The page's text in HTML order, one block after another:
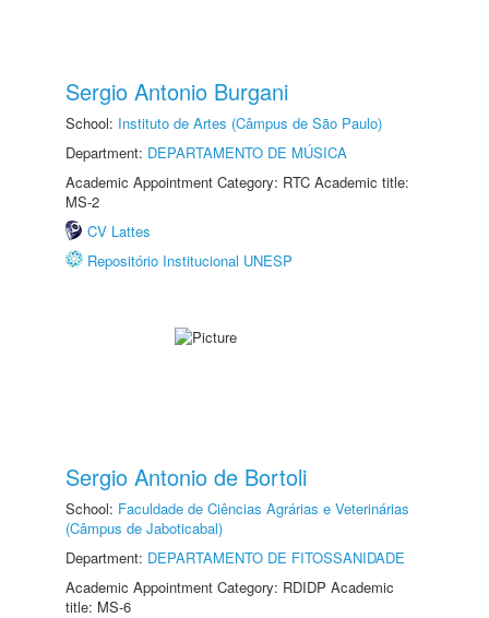
Sergio Antonio Burgani
School: Instituto de Artes (Câmpus de São Paulo)
Department: DEPARTAMENTO DE MÚSICA
Academic Appointment Category: RTC Academic title:
MS-2
CV Lattes
Repositório Institucional UNESP
Sergio Antonio de Bortoli
School: Faculdade de Ciências Agrárias e Veterinárias
(Câmpus de Jaboticabal)
Department: DEPARTAMENTO DE FITOSSANIDADE
Academic Appointment Category: RDIDP Academic
title: MS-6